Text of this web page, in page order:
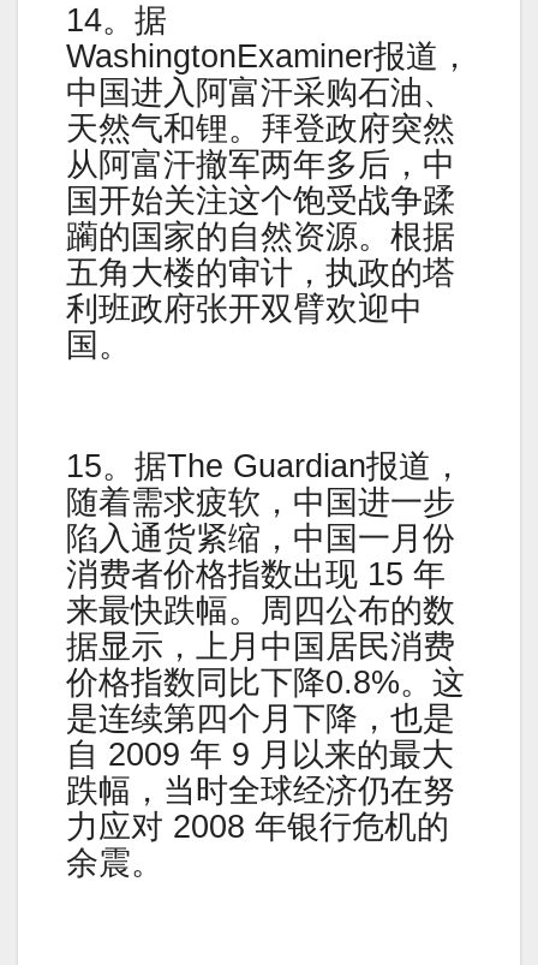
14。据
WashingtonExaminer报道，
中国进入阿富汗采购石油、
天然气和锂。拜登政府突然
从阿富汗撤军两年多后，中
国开始关注这个饱受战争蹂
躏的国家的自然资源。根据
五角大楼的审计，执政的塔
利班政府张开双臂欢迎中
国。
15。据The Guardian报道，
随着需求疲软，中国进一步
陷入通货紧缩，中国一月份
消费者价格指数出现 15 年
来最快跌幅。周四公布的数
据显示，上月中国居民消费
价格指数同比下降0.8%。这
是连续第四个月下降，也是
自 2009 年 9 月以来的最大
跌幅，当时全球经济仍在努
力应对 2008 年银行危机的
余震。